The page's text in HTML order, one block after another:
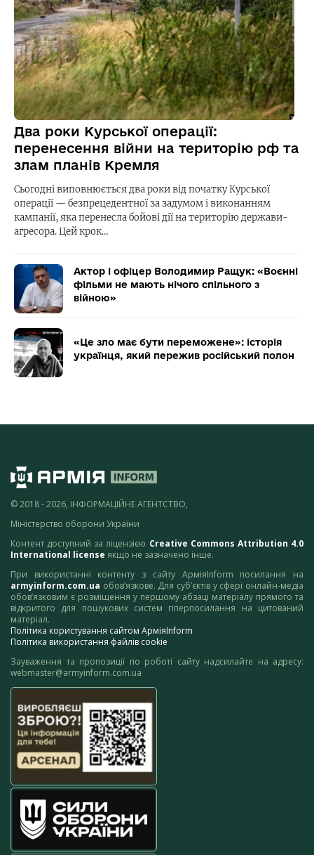
Два роки Курської операції:
перенесення війни на територію рф та
злам планів Кремля
Сьогодні виповнюється два роки від початку Курської
операції — безпрецедентної за задумом і виконанням
кампанії, яка перенесла бойові дії на територію держави-
агресора. Цей крок…
Актор і офіцер Володимир Ращук: «Воєнні
фільми не мають нічого спільного з
війною»
«Це зло має бути переможене»: історія
українця, який пережив російський полон
© 2018 - 2026, ІНФОРМАЦІЙНЕ АГЕНТСТВО,
Міністерство оборони України
Контент доступний за ліцензією Creative Commons Attribution 4.0
International license якщо не зазначено інше.
При використанні контенту з сайту АрміяInform посилання на
armyinform.com.ua обов’язкове. Для суб’єктів у сфері онлайн-медіа
обов’язковим є розміщення у першому абзаці матеріалу прямого та
відкритого для пошукових систем гіперпосилання на цитований
матеріал.
Політика користування сайтом АрміяInform
Політика використання файлів cookie
Зауваження та пропозиції по роботі сайту надсилайте на адресу:
webmaster@armyinform.com.ua